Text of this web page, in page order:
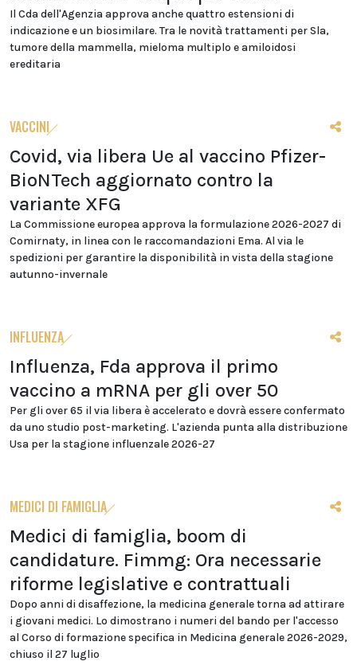
Il Cda dell'Agenzia approva anche quattro estensioni di
indicazione e un biosimilare. Tra le novità trattamenti per Sla,
tumore della mammella, mieloma multiplo e amiloidosi
ereditaria
VACCINI
Covid, via libera Ue al vaccino Pfizer-
BioNTech aggiornato contro la
variante XFG
La Commissione europea approva la formulazione 2026-2027 di
Comirnaty, in linea con le raccomandazioni Ema. Al via le
spedizioni per garantire la disponibilità in vista della stagione
autunno-invernale
INFLUENZA
Influenza, Fda approva il primo
vaccino a mRNA per gli over 50
Per gli over 65 il via libera è accelerato e dovrà essere confermato
da uno studio post-marketing. L'azienda punta alla distribuzione
Usa per la stagione influenzale 2026-27
MEDICI DI FAMIGLIA
Medici di famiglia, boom di
candidature. Fimmg: Ora necessarie
riforme legislative e contrattuali
Dopo anni di disaffezione, la medicina generale torna ad attirare
i giovani medici. Lo dimostrano i numeri del bando per l'accesso
al Corso di formazione specifica in Medicina generale 2026-2029,
chiuso il 27 luglio